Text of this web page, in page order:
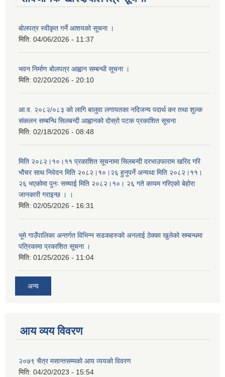
बोलपत्र स्वीकृत गर्ने आशयको सूचना ।
मिति: 04/06/2026 - 11:37
भवन निर्माण बोलपत्र आह्वान सम्बन्धी सूचना ।
मिति: 02/20/2026 - 20:10
आ.व. २०८२/०८३ को लागि बालुवा लगायतका नदिजन्य पदार्थ कर तथा शुल्क
संकलन सम्बन्धि सिलबन्दी आह्वानको दोस्रो पटक प्रकाशित सूचना
मिति: 02/18/2026 - 08:48
मिति २०८२।१०।११ प्रकाशित सूचनामा सिलबन्दी दरभाउफाराम खरिद गरि
भौचर साथ निवेदन मिति २०८२।१०।२६ हुनुपर्ने अन्यथा मिति २०८२।११।
२६ भएकोमा पुनः सच्याई मिति २०८२।१०। २६ गते कायम गरिएको बेहोरा
जानकारी गराइन्छ । ।
मिति: 02/05/2026 - 16:31
भूमे गाउँपालिका अन्तर्गत विभिन्न सडकहरुको अनलाई ठेक्का खुलेको सम्बन्धमा
पत्रिकामा प्रकाशित सूचना ।
मिति: 01/25/2026 - 11:04
अन्य
आय व्यय विवरण
२०७९ चैत्र मसान्तसम्मको आय व्ययको विवरण
मिति: 04/20/2023 - 15:54